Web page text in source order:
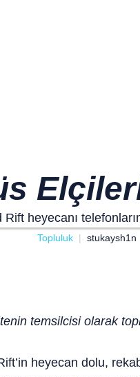
Rift heyecanı
Topluluk stukaysh1n
temsilcisi olarak
heyecan dolu,